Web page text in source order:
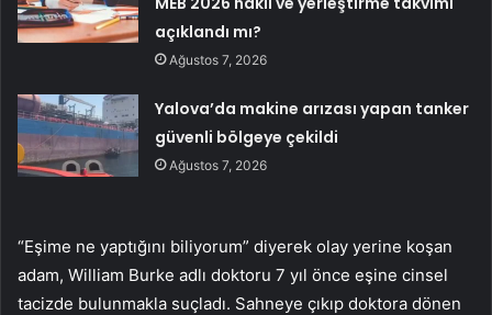
açıklandı mı?
Ağustos 7, 2026
Yalova’da makine arızası yapan tanker
güvenli bölgeye çekildi
Ağustos 7, 2026
“Eşime ne yaptığını biliyorum” diyerek olay yerine koşan
adam, William Burke adlı doktoru 7 yıl önce eşine cinsel
tacizde bulunmakla suçladı. Sahneye çıkıp doktora dönen